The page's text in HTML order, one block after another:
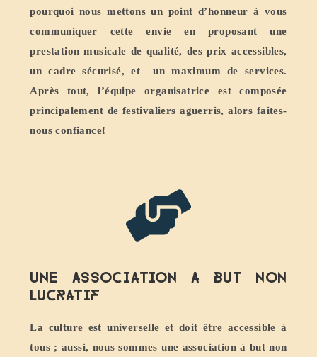
pourquoi nous mettons un point d’honneur à vous
communiquer cette envie en proposant une
prestation musicale de qualité, des prix accessibles,
un cadre sécurisé, et un maximum de services.
Après tout, l’équipe organisatrice est composée
principalement de festivaliers aguerris, alors faites-
nous confiance!
Une association a but non
lucratif
La culture est universelle et doit être accessible à
tous ; aussi, nous sommes une association à but non